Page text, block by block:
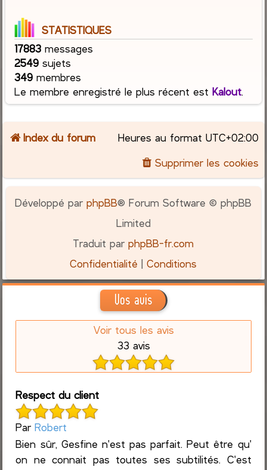
STATISTIQUES
17883 messages
2549 sujets
349 membres
Le membre enregistré le plus récent estKalout.
Index du forum Heures au format UTC+02:00
Supprimer les cookies
Développé parphpBB® Forum Software © phpBB
Limited
Traduit parphpBB-fr.com
Confidentialité |Conditions
Vos avis
Voir tous les avis
33 avis
Respect du client
ParRobert
Bien sûr, Gesfine n'est pas parfait. Peut être qu'
on ne connait pas toutes ses subtilités. C'est